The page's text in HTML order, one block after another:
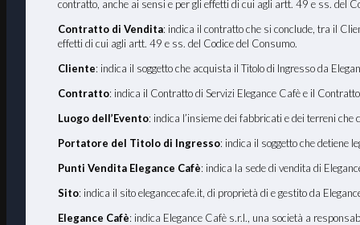
contratto, anche ai sensi e per gli effetti di cui agli artt. 49 e ss. del
Contratto di Vendita: indica il contratto che si conclude, tra il
effetti di cui agli artt. 49 e ss. del Codice del Consumo.
Cliente: indica il soggetto che acquista il Titolo di Ingresso da
Contratto: indica il Contratto di Servizi Elegance Cafè e il
Luogo dell’Evento: indica l’insieme dei fabbricati e dei terreni
Portatore del Titolo di Ingresso: indica il soggetto che detiene
Punti Vendita Elegance Cafè: indica la sede di vendita di
Sito: indica il sito elegancecafe.it, di proprietà di e gestito da
Elegance Cafè: indica Elegance Cafè s.r.l., una società a